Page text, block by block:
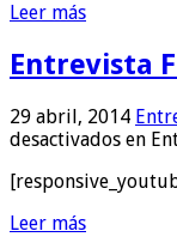
Leer más
Entrevista
29 abril, 2014
desactivados en
Leer más